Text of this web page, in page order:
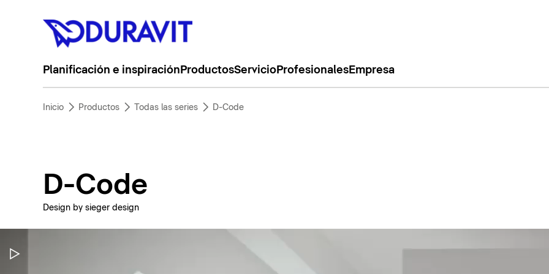
Planificación e inspiración ProductosServicioProfesionalesEmpresa
Inicio Productos Todas las series D-Code
D-Code
Design by sieger design
Pausar vídeo